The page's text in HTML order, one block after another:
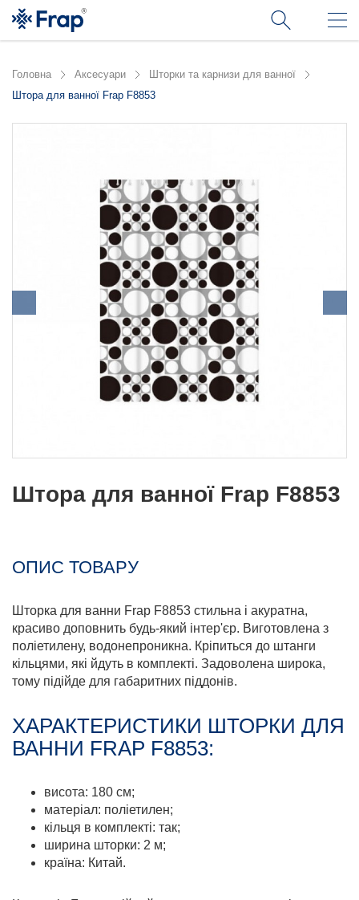
Головна Аксесуари
Шторки та карнизи для ванної
Штора для ванної Frap F8853
Штора для ванної Frap F8853
ОПИС ТОВАРУ
Шторка для ванни Frap F8853 стильна і акуратна,
красиво доповнить будь-який інтер'єр. Виготовлена ​​з
поліетилену, водонепроникна. Кріпиться до штанги
кільцями, які йдуть в комплекті. Задоволена широка,
тому підійде для габаритних піддонів.
ХАРАКТЕРИСТИКИ ШТОРКИ ДЛЯ
ВАННИ FRAP F8853:
висота: 180 см;
матеріал: поліетилен;
кільця в комплекті: так;
ширина шторки: 2 м;
країна: Китай.